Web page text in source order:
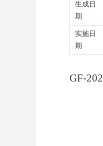
生成日
期
实施日
期
GF-202